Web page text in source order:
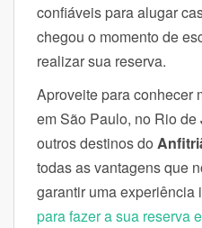
confiáveis para alugar
chegou o momento de
realizar sua reserva.
Aproveite para conhecer
em São Paulo, no Rio
outros destinos do
todas as vantagens que
garantir uma experiência
para fazer a sua reserva